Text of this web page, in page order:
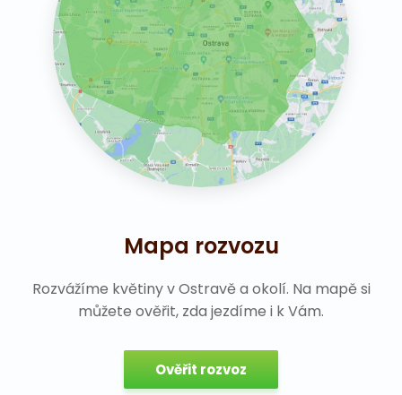
Mapa rozvozu
Rozvážíme květiny v Ostravě a okolí. Na mapě si
můžete ověřit, zda jezdíme i k Vám.
Ověřit rozvoz